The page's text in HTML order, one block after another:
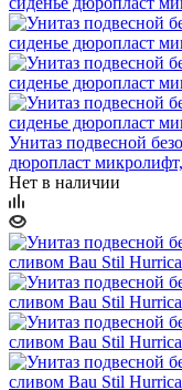
Унитаз подвесной
дюропласт
Нет в наличии